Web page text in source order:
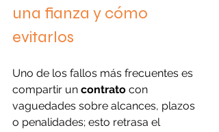
una fianza y cómo
evitarlos
Uno de los fallos más frecuentes es
compartir un contrato con
vaguedades sobre alcances, plazos
o penalidades; esto retrasa el